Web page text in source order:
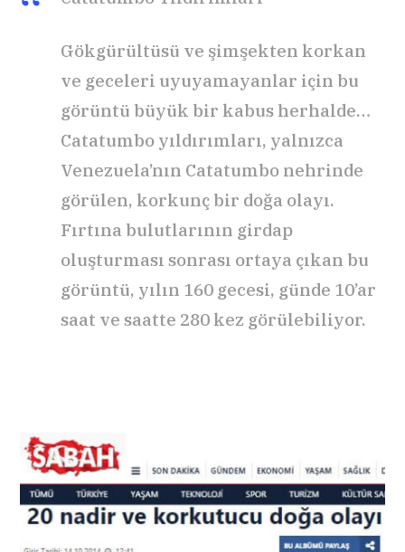
Gökgürültüsü ve şimşekten korkan
ve geceleri uyuyamayanlar için bu
görüntü büyük bir kabus herhalde…
Catatumbo yıldırımları, yalnızca
Venezuela’nın Catatumbo nehrinde
görülen, korkunç bir doğa olayı.
Fırtına bulutlarının girdap
oluşturması sonrası ortaya çıkan bu
görüntü, yılın 160 gecesi, günde 10’ar
saat ve saatte 280 kez görülebiliyor.